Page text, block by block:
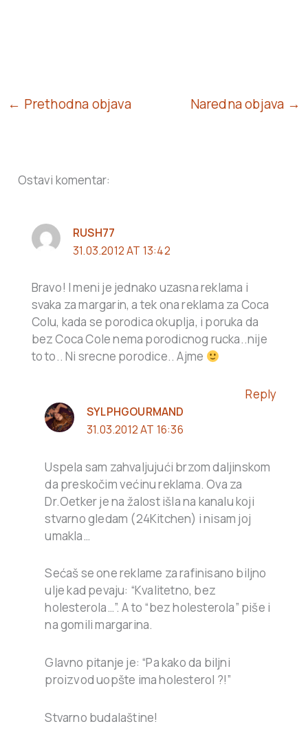
← Prethodna objava Naredna objava →
Ostavi komentar:
RUSH77
31.03.2012 AT 13:42
Bravo! I meni je jednako uzasna reklama i
svaka za margarin, a tek ona reklama za Coca
Colu, kada se porodica okuplja, i poruka da
bez Coca Cole nema porodicnog rucka..nije
to to.. Ni srecne porodice.. Ajme
Reply
SYLPHGOURMAND
31.03.2012 AT 16:36
Uspela sam zahvaljujući brzom daljinskom
da preskočim većinu reklama. Ova za
Dr.Oetker je na žalost išla na kanalu koji
stvarno gledam (24Kitchen) i nisam joj
umakla…
Sećaš se one reklame za rafinisano biljno
ulje kad pevaju: “Kvalitetno, bez
holesterola…”. A to “bez holesterola” piše i
na gomili margarina.
Glavno pitanje je: “Pa kako da biljni
proizvod uopšte ima holesterol ?!”
Stvarno budalaštine!